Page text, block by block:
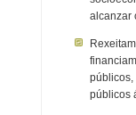
alcanzar
públicos